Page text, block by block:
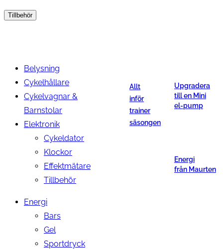
Tillbehör
Belysning
Cykelhållare
Cykelvagnar &
Barnstolar
Elektronik
Cykeldator
Klockor
Effektmätare
Tillbehör
Energi
Bars
Gel
Sportdryck
Allt
inför
trainer
säsongen
Upgradera
till en Mini
el-pump
Energi
från Maurten